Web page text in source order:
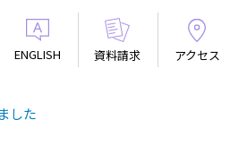
ENGLISH 資料請求 アクセス
した